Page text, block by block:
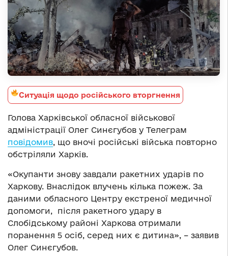
Ситуація щодо російського вторгнення
Голова Харківської обласної військової
адміністрації Олег Синєгубов у Телеграм
повідомив, що вночі російські війська повторно
обстріляли Харків.
«Окупанти знову завдали ракетних ударів по
Харкову. Внаслідок влучень кілька пожеж. За
даними обласного Центру екстреної медичної
допомоги, після ракетного удару в
Слобідському районі Харкова отримали
поранення 5 осіб, серед них є дитина», – заявив
Олег Синєгубов.